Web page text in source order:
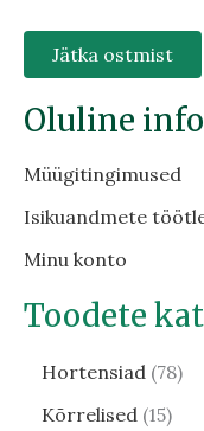
Jätka ostmist
Oluline info
Müügitingimused
Isikuandmete
Minu konto
Toodete
Hortensiad 78
Kõrrelised 15